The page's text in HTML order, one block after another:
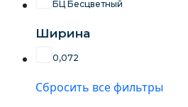
БЦ Бесцветный
Ширина
0,072
Сбросить все фильтры